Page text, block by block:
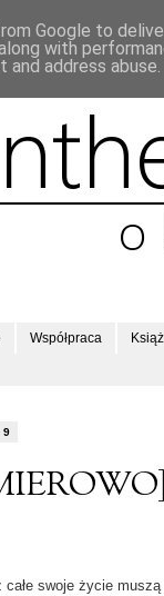
Współpraca
swoje życie
Google to
with
address abuse.